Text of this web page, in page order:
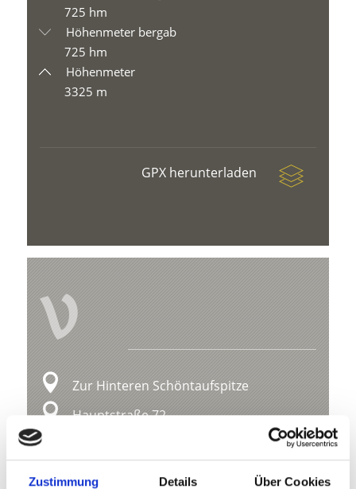
Zustimmung Details Über Cookies
725 hm
Höhenmeter bergab
725 hm
Höhenmeter
3325 m
GPX herunterladen
V
Zur Hinteren Schöntaufspitze
Hauptstraße 72
info@ortlergebiet.it